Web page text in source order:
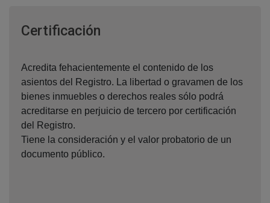
Certificación
Acredita fehacientemente el contenido de los
asientos del Registro. La libertad o gravamen de los
bienes inmuebles o derechos reales sólo podrá
acreditarse en perjuicio de tercero por certificación
del Registro.
Tiene la consideración y el valor probatorio de un
documento público.